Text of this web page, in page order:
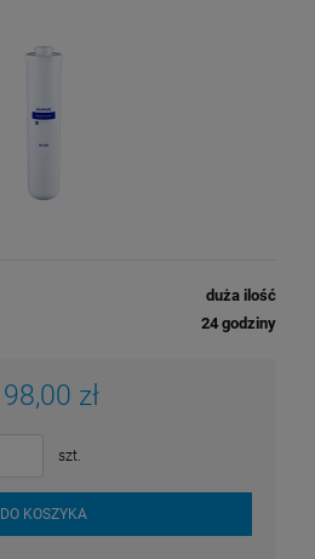
NW 32 rękaw
duża ilość
24 godziny
zł
szt.
DO KOSZYKA